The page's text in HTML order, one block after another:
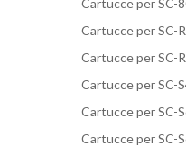
Cartucce per SC-
Cartucce per SC-
Cartucce per SC-
Cartucce per SC-
Cartucce per SC-